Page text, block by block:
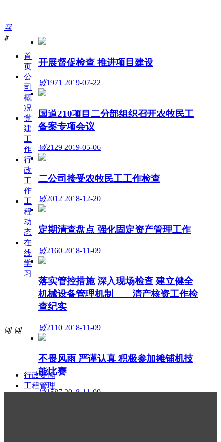
끀
ꁲ
首
页
公
司
概
况
党
建
工
作
行
政
工
作
工
程
动
态
在
线
学
习
开展督促检查 推进项目建设
넶1971 2019-07-22
国道210项目二分部组织召开农牧民工
备案专项会议
넶2129 2019-05-06
二公司接受农牧民工工作检查
넶2012 2018-12-20
定期清查盘点 强化固定资产管理工作
넶2160 2018-11-09
落实管控措施 深入现场检查 建立健全
机械设备管理机制——清产核资工作检
查纪实
넶2110 2018-11-09
不畏风雨 严谨认真 积极参加摊铺机技
能比赛
넶1587 2018-11-09
넳 넲
行政要闻
工程管理